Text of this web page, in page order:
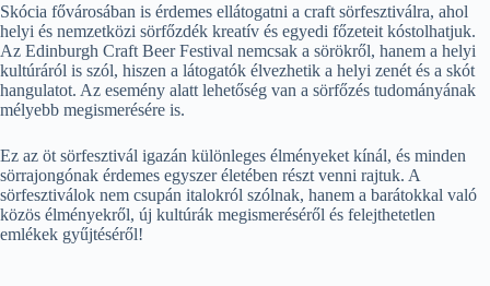
Skócia fővárosában is érdemes ellátogatni a craft sörfesztiválra, ahol
helyi és nemzetközi sörfőzdék kreatív és egyedi főzeteit kóstolhatjuk.
Az Edinburgh Craft Beer Festival nemcsak a sörökről, hanem a helyi
kultúráról is szól, hiszen a látogatók élvezhetik a helyi zenét és a skót
hangulatot. Az esemény alatt lehetőség van a sörfőzés tudományának
mélyebb megismerésére is.
Ez az öt sörfesztivál igazán különleges élményeket kínál, és minden
sörrajongónak érdemes egyszer életében részt venni rajtuk. A
sörfesztiválok nem csupán italokról szólnak, hanem a barátokkal való
közös élményekről, új kultúrák megismeréséről és felejthetetlen
emlékek gyűjtéséről!